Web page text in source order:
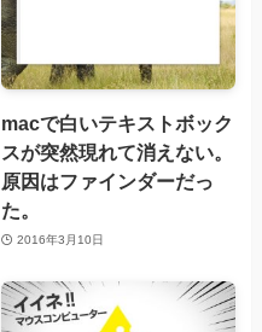
macで白いテキストボック
スが突然現れて消えない。
原因はファインダーだっ
た。
2016年3月10日